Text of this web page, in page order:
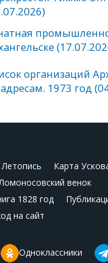
организаций
1973 год
Летопись
Карта
венок
1828 год
на сайт
Одноклассники